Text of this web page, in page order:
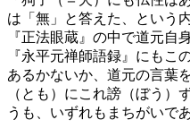
は「無」と答えた、という
『正法眼蔵』の中で道元自
『永平元禅師語録』にもこ
あるかないか、道元の言葉
（とも）にこれ謗（ぼう）
うも、いずれもまちがいで